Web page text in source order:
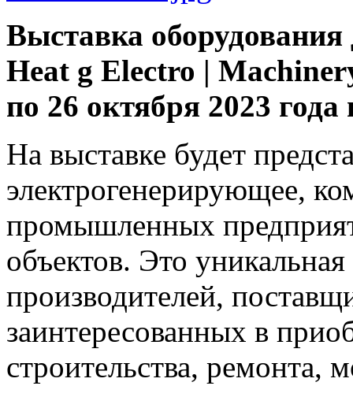
Выставка оборудования
Heat g Electro |
по 26 октября 2023
На выставке будет
электрогенерирующее,
промышленных
объектов. Это
производителей,
заинтересованных в
строительства, ремонта,